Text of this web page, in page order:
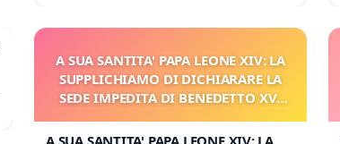
A SUA SANTITA' PAPA LEONE XIV: LA
SUPPLICHIAMO DI DICHIARARE LA
SEDE IMPEDITA DI BENEDETTO XVI
PROCESSO
A SUA SANTITA' PAPA LEONE XIV: LA